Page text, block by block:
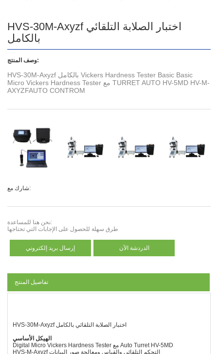
HVS-30M-Axyzf اختبار الصلابة التلقائي
بالكامل
وصف المنتج:
HVS-30M-Axyzf بالكامل Vickers Hardness Tester Basic Basic
Micro Vickers Hardness Tester مع TURRET AUTO HV-5MD HV-M-
AXYZFAUTO CONTROM
شارك مع:
نحن هنا للمساعدة:
طرق سهلة للحصول على الإجابات التي تحتاجها
إرسال بريد إلكتروني الدردشة الآن
تفاصيل المنتج
HVS-30M-Axyzf اختبار الصلابة التلقائي بالكامل
الهيكل الأساسي
Digital Micro Vickers Hardness Tester مع Auto Turret HV-5MD
HVS-M-Axyzf التحكم التلقائي والقياس ومعالجة صور البيانات